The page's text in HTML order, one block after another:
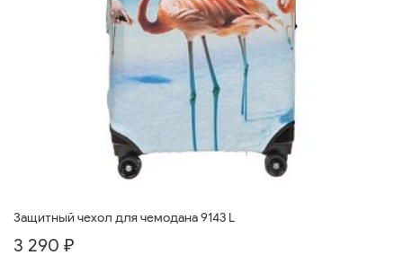
Защитный чехол для чемодана 9143 L
3 290 ₽